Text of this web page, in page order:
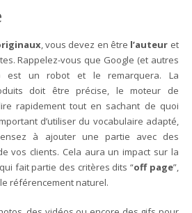
, vous devez en être l’auteur et
Rappelez-vous que Google (et autres
est un robot et le remarquera. La
doit être précise, le moteur de
rapidement tout en sachant de quoi
d’utiliser du vocabulaire adapté,
à ajouter une partie avec des
vos clients. Cela aura un impact sur la
fait partie des critères dits “off page”,
référencement naturel.